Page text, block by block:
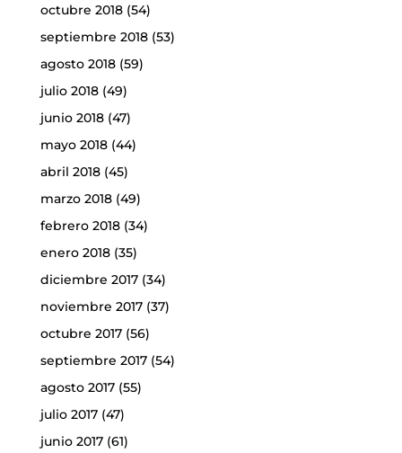
octubre 2018(54)
septiembre 2018(53)
agosto 2018(59)
julio 2018(49)
junio 2018(47)
mayo 2018(44)
abril 2018(45)
marzo 2018(49)
febrero 2018(34)
enero 2018(35)
diciembre 2017(34)
noviembre 2017(37)
octubre 2017(56)
septiembre 2017(54)
agosto 2017(55)
julio 2017(47)
junio 2017(61)